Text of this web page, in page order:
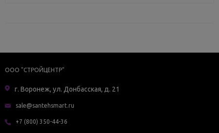
ООО "СТРОЙЦЕНТР"
г. Воронеж, ул. Донбасская, д. 21
sale@santehsmart.ru
+7 (800) 350-44-36